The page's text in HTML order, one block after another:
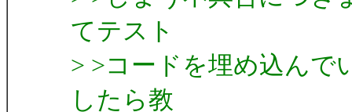
てテスト
> >コードを埋め込んで
したら教